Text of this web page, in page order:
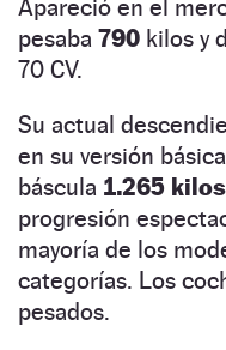
Apareció en el
pesaba 790 kilos y
70 CV.
Su actual
en su versión
báscula 1.265 kilos
progresión
mayoría de los
categorías. Los
pesados.